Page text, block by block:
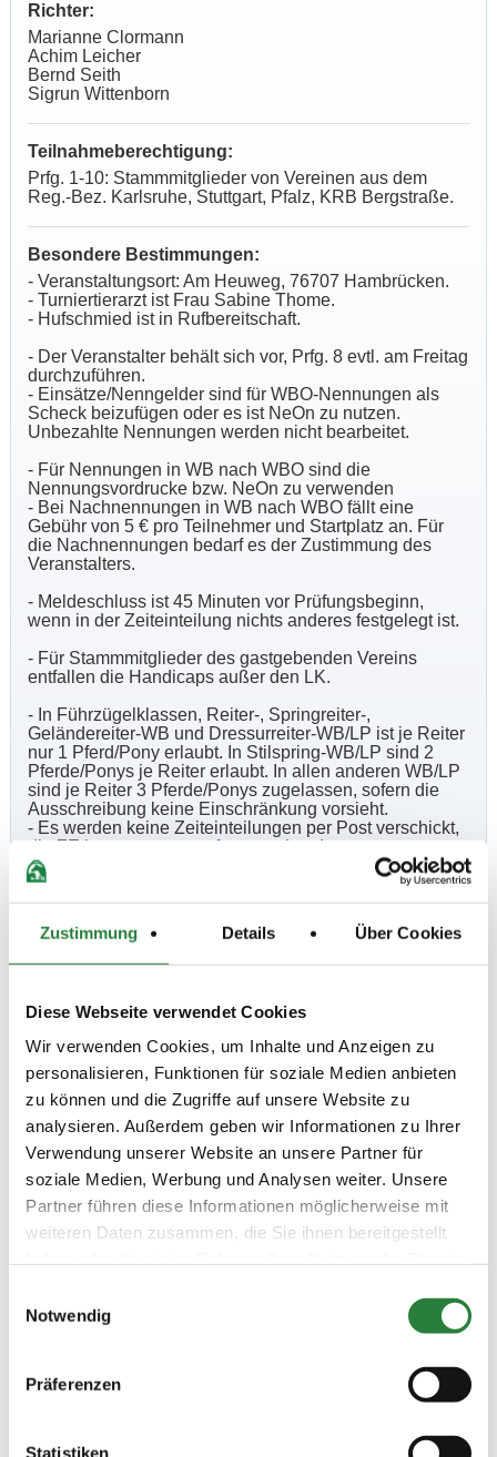
Zustimmung Details Über Cookies
Diese Webseite verwendet Cookies
Wir verwenden Cookies, um Inhalte und Anzeigen zu
personalisieren, Funktionen für soziale Medien anbieten
zu können und die Zugriffe auf unsere Website zu
analysieren. Außerdem geben wir Informationen zu Ihrer
Verwendung unserer Website an unsere Partner für
soziale Medien, Werbung und Analysen weiter. Unsere
Partner führen diese Informationen möglicherweise mit
weiteren Daten zusammen, die Sie ihnen bereitgestellt
Notwendig
Präferenzen
Statistiken
Richter:
Marianne Clormann
Achim Leicher
Bernd Seith
Sigrun Wittenborn
Teilnahmeberechtigung:
Prfg. 1-10: Stammmitglieder von Vereinen aus dem
Reg.-Bez. Karlsruhe, Stuttgart, Pfalz, KRB Bergstraße.
Besondere Bestimmungen:
- Veranstaltungsort: Am Heuweg, 76707 Hambrücken.
- Turniertierarzt ist Frau Sabine Thome.
- Hufschmied ist in Rufbereitschaft.
- Der Veranstalter behält sich vor, Prfg. 8 evtl. am Freitag
durchzuführen.
- Einsätze/Nenngelder sind für WBO-Nennungen als
Scheck beizufügen oder es ist NeOn zu nutzen.
Unbezahlte Nennungen werden nicht bearbeitet.
- Für Nennungen in WB nach WBO sind die
Nennungsvordrucke bzw. NeOn zu verwenden
- Bei Nachnennungen in WB nach WBO fällt eine
Gebühr von 5 € pro Teilnehmer und Startplatz an. Für
die Nachnennungen bedarf es der Zustimmung des
Veranstalters.
- Meldeschluss ist 45 Minuten vor Prüfungsbeginn,
wenn in der Zeiteinteilung nichts anderes festgelegt ist.
- Für Stammmitglieder des gastgebenden Vereins
entfallen die Handicaps außer den LK.
- In Führzügelklassen, Reiter-, Springreiter-,
Geländereiter-WB und Dressurreiter-WB/LP ist je Reiter
nur 1 Pferd/Pony erlaubt. In Stilspring-WB/LP sind 2
Pferde/Ponys je Reiter erlaubt. In allen anderen WB/LP
sind je Reiter 3 Pferde/Ponys zugelassen, sofern die
Ausschreibung keine Einschränkung vorsieht.
- Es werden keine Zeiteinteilungen per Post verschickt,
die ZE kann unter
www.fn-neon.de
oder unter
www.RFV-Hambruecken.ag.vu
oder per Email bei
a.seidenzahlauen@aol.com abgerufen werden.
- Geld- und Ehrenpreise müssen bis 30 Minuten nach
der letzten Prüfung an der Meldestelle abgeholt werden.
- Auf dem gesamten Gelände sind die Hunde an der
Leine zu führen.
Beschaffenheit der Plätze:
Springplatz: 60x80 m Rasen; Vorbereitungsplatz
Springen: 40x70 m Sand
Vorläufige Zeitenteilung:
Sa. vorm.: 6,8; nachm.: 3,5; abend: 2
So. vorm.: 7,9; nachm.: 1,4,10
Ergebnisse: